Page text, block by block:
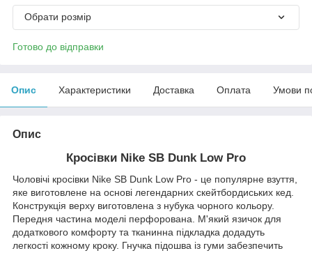
Обрати розмір
Готово до відправки
Опис Характеристики Доставка Оплата Умови
Опис
Кросівки Nike SB Dunk Low Pro
Чоловічі кросівки Nike SB Dunk Low Pro - це популярне взуття,
яке виготовлене на основі легендарних скейтбордиських кед.
Конструкція верху виготовлена ​​з нубука чорного кольору.
Передня частина моделі перфорована. М'який язичок для
додаткового комфорту та тканинна підкладка додадуть
легкості кожному кроку. Гнучка підошва із гуми забезпечить